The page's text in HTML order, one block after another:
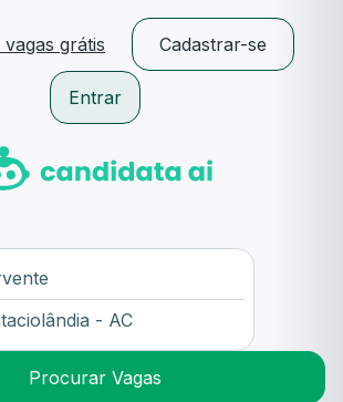
grátis Cadastrar-se
Entrar
Procurar Vagas